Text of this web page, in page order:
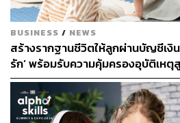
ครอบครัวก็ได้สิทธิประโยชน์การล
โดยลดหย่อนได้คนละ 30,000 บาท
สามารถลดหย่อนได้รวม 60,000 บา
โดยพ่อแม่ต้องมีอายุ 60 ปีขึ้นไป และ
บาทต่อปีภาษี และ ต้องเป็นพ่อแม่
ที่จดทะเบียนถูกต้องตามกฎหมาย
BUSINESS / NEWS
สร้างรากฐานชีวิตให้ลูกผ่านบัญชีเงิ
รัก’ พร้อมรับความคุ้มครองอุบัติเห
บาท ดอกเบี้ยรับเต็ม ไม่เสียภาษี